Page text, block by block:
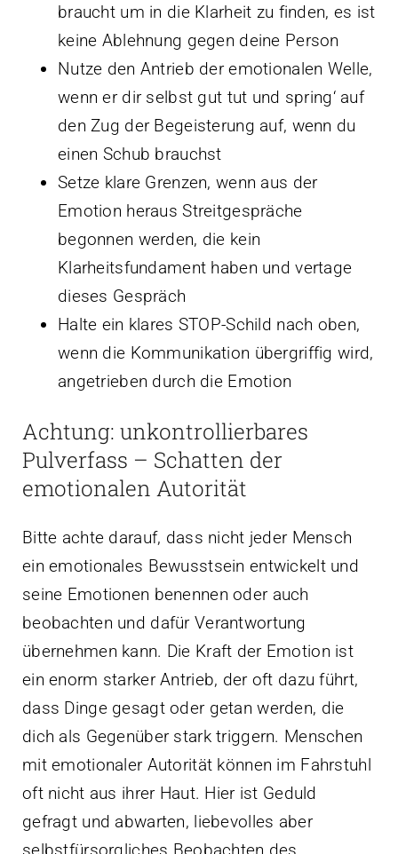
braucht um in die Klarheit zu finden, es ist
keine Ablehnung gegen deine Person
Nutze den Antrieb der emotionalen Welle,
wenn er dir selbst gut tut und spring‘ auf
den Zug der Begeisterung auf, wenn du
einen Schub brauchst
Setze klare Grenzen, wenn aus der
Emotion heraus Streitgespräche
begonnen werden, die kein
Klarheitsfundament haben und vertage
dieses Gespräch
Halte ein klares STOP-Schild nach oben,
wenn die Kommunikation übergriffig wird,
angetrieben durch die Emotion
Achtung: unkontrollierbares
Pulverfass – Schatten der
emotionalen Autorität
Bitte achte darauf, dass nicht jeder Mensch
ein emotionales Bewusstsein entwickelt und
seine Emotionen benennen oder auch
beobachten und dafür Verantwortung
übernehmen kann. Die Kraft der Emotion ist
ein enorm starker Antrieb, der oft dazu führt,
dass Dinge gesagt oder getan werden, die
dich als Gegenüber stark triggern. Menschen
mit emotionaler Autorität können im Fahrstuhl
oft nicht aus ihrer Haut. Hier ist Geduld
gefragt und abwarten, liebevolles aber